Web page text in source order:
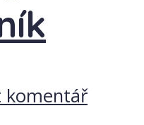
komentář